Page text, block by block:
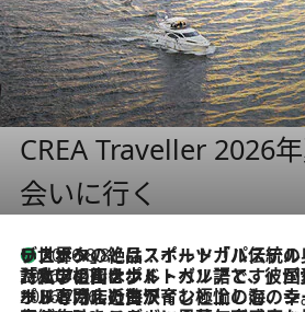
CREA Traveller 2026
会いに行く
2026.8.8
リスボンの絶品スイーツ「パステル・デ・ナタ」とは？ポルトガル伝統の奥深い世界へ
2026.7.27
「私の祖国はポルトガル語です」国民的詩人フェルナンド・ペソアと、彼が愛した文学の街を歩く
2026.7.26
ポルトガル近海が育む極上の海の幸。キリリと冷えた白ワインと愉しむ、シーフード専門店の贅沢